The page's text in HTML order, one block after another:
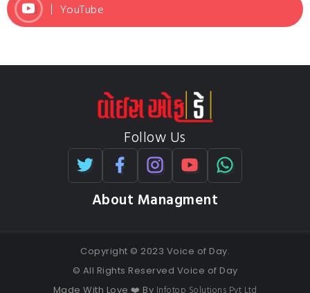
YouTube
Follow Us
About Managment
Copyright © 2023 Voice of Day.
© All Rights Reserved Voice of Day
Made With Love ❤️ By Infotop Solutions Pvt Ltd